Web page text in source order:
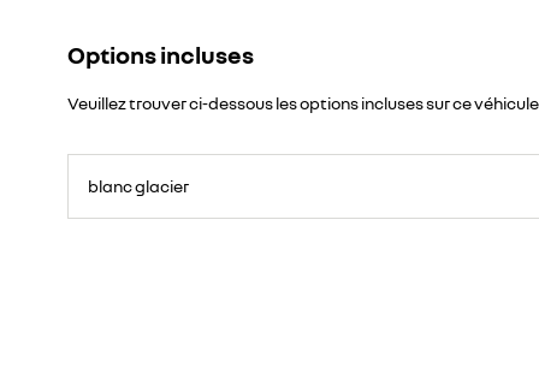
Options incluses
Veuillez trouver ci-dessous les options incluses sur ce véhicule
blanc glacier